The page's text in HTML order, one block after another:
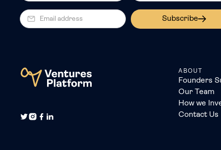
Subscribe
ABOUT
Founders
Our Team
How we
Contact Us